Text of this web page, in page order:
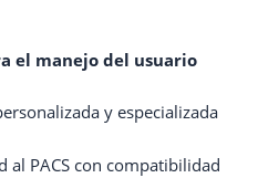
el manejo del usuario
y especializada
al PACS con compatibilidad